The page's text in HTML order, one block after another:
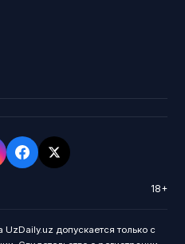
18+
допускается только с